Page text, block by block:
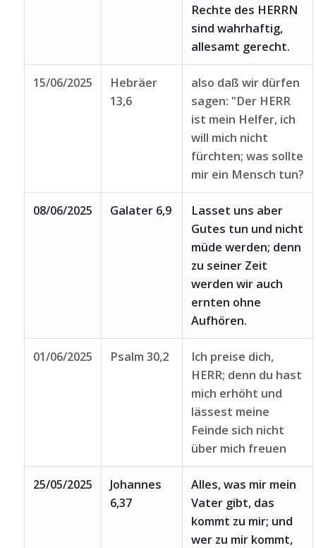
Rechte des HERRN
sind wahrhaftig,
allesamt gerecht.
15/06/2025
Hebräer
13,6
also daß wir dürfen
sagen: "Der HERR
ist mein Helfer, ich
will mich nicht
fürchten; was sollte
mir ein Mensch tun?
08/06/2025 Galater 6,9
Lasset uns aber
Gutes tun und nicht
müde werden; denn
zu seiner Zeit
werden wir auch
ernten ohne
Aufhören.
01/06/2025 Psalm 30,2
Ich preise dich,
HERR; denn du hast
mich erhöht und
lässest meine
Feinde sich nicht
über mich freuen
25/05/2025
Johannes
6,37
Alles, was mir mein
Vater gibt, das
kommt zu mir; und
wer zu mir kommt,